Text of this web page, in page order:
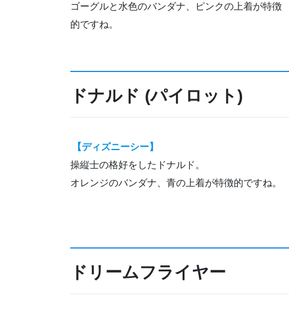
ゴーグルと水色のバンダナ、ピンクの上着が特徴
的ですね。
ドナルド (パイロット)
【ディズニーシー】
操縦士の格好をしたドナルド。
オレンジのバンダナ、青の上着が特徴的ですね。
ドリームフライヤー